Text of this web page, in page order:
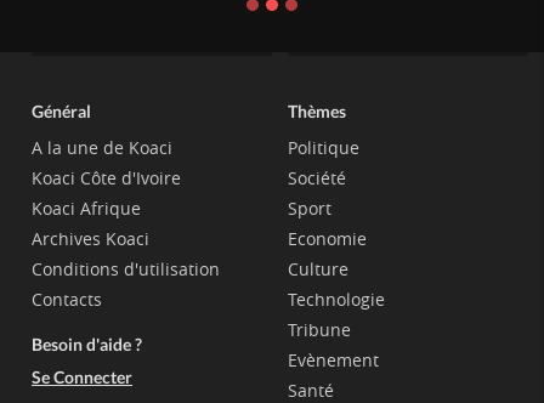
Général
A la une de Koaci
Koaci Côte d'Ivoire
Koaci Afrique
Archives Koaci
Conditions d'utilisation
Contacts
Besoin d'aide ?
Se Connecter
Thèmes
Politique
Société
Sport
Economie
Culture
Technologie
Tribune
Evènement
Santé